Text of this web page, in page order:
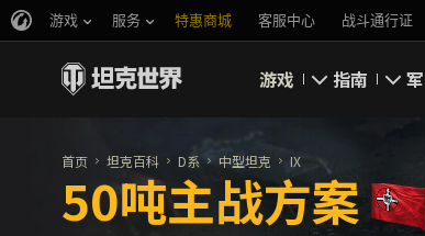
游戏 服务 特惠商城 客服中心 战斗通行证
游戏
新闻
指南
高级用户
首页 坦克百科 D系 中型坦克 IX
50吨主战方案